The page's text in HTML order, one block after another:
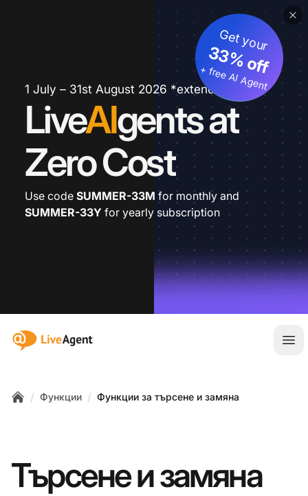
1 July – 31st August 2026 *extended
LiveAIgents at
Zero Cost
Get your
33% off
+ free AI Agent
Use code SUMMER-33M for monthly and
SUMMER-33Y for yearly subscription
:site.title
/ Функции / Функции за търсене и замяна
Търсене и замяна